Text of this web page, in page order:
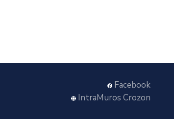
Facebook
IntraMuros Crozon